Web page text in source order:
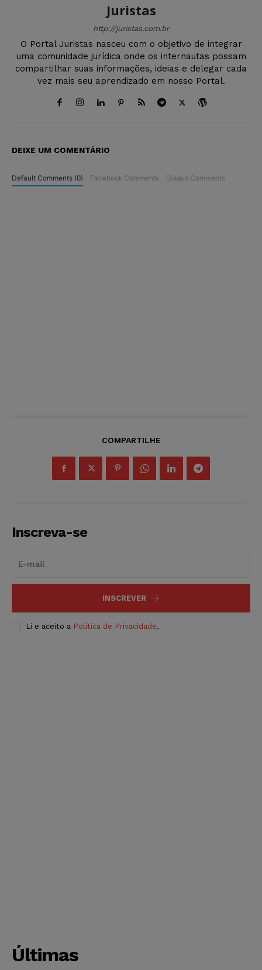
Juristas
http://juristas.com.br
O Portal Juristas nasceu com o objetivo de integrar
uma comunidade jurídica onde os internautas possam
compartilhar suas informações, ideias e delegar cada
vez mais seu aprendizado em nosso Portal.
DEIXE UM COMENTÁRIO
Default Comments (0) Facebook Comments Disqus Comments
COMPARTILHE
Inscreva-se
INSCREVER
Li e aceito a Política de Privacidade.
Últimas